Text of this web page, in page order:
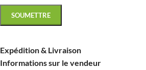
Expédition & Livraison
Informations sur le vendeur